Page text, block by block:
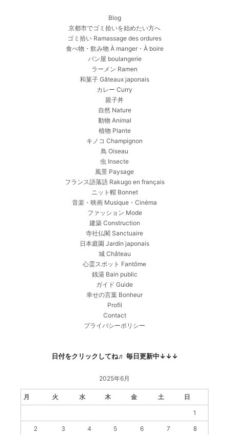
Blog
京都市でゴミ拾いを始めたい方へ
ゴミ拾い Ramassage des ordures
食べ物・飲み物 À manger・À boire
パン屋 boulangerie
ラーメン Ramen
和菓子 Gâteaux japonais
カレー Curry
親子丼
自然 Nature
動物 Animal
植物 Plante
キノコ Champignon
鳥 Oiseau
虫 Insecte
風景 Paysage
フランス語落語 Rakugo en français
ニット帽 Bonnet
音楽・映画 Musique・Cinéma
ファッション Mode
建築 Construction
寺社仏閣 Sanctuaire
日本庭園 Jardin japonais
城 Château
心霊スポット Fantôme
銭湯 Bain public
ガイド Guide
幸せの言葉 Bonheur
Profil
Contact
プライバシーポリシー
日付をクリックしてね♬ 毎日更新中↓↓↓
2025年6月
月 火 水 木 金 土 日
1
2 3 4 5 6 7 8